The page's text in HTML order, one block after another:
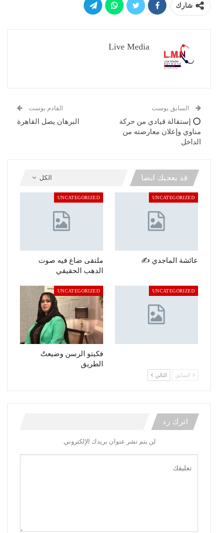
شارك
Live Media
السابق بوست
⭕ إستقالة قيادي من حركة
مناوي وإعلان معارضته من
الداخل
القادم بوست
البرهان يصل القاهرة
الكل قد يعجبك ايضا
UNCATEGORIZED
عائشة الماجدي ✍️
UNCATEGORIZED
ملتقى ضاع فيه صوت
الدهب الحقيقي
UNCATEGORIZED
UNCATEGORIZED
فكيتو الرسن وضيعتٌ
الطريق
السابق التالي
اترك رد
لن يتم نشر عنوان بريدك الإلكتروني.